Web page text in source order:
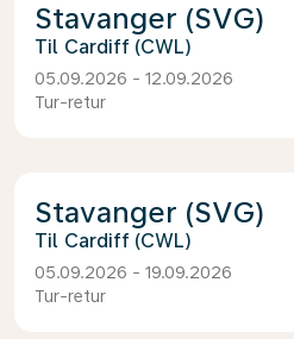
Stavanger (SVG)
Cardiff (CWL)
05.09.2026 - 12.09.2026
Tur-retur
Stavanger (SVG)
Cardiff (CWL)
05.09.2026 - 19.09.2026
Tur-retur